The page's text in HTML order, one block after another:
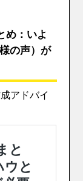
め：いよ
の声）が
アドバイ